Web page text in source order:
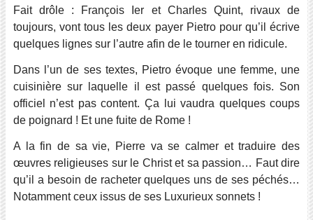
Fait drôle : François Ier et Charles Quint, rivaux de
toujours, vont tous les deux payer Pietro pour qu’il écrive
quelques lignes sur l’autre afin de le tourner en ridicule.
Dans l’un de ses textes, Pietro évoque une femme, une
cuisinière sur laquelle il est passé quelques fois. Son
officiel n’est pas content. Ça lui vaudra quelques coups
de poignard ! Et une fuite de Rome !
A la fin de sa vie, Pierre va se calmer et traduire des
œuvres religieuses sur le Christ et sa passion… Faut dire
qu’il a besoin de racheter quelques uns de ses péchés…
Notamment ceux issus de ses Luxurieux sonnets !